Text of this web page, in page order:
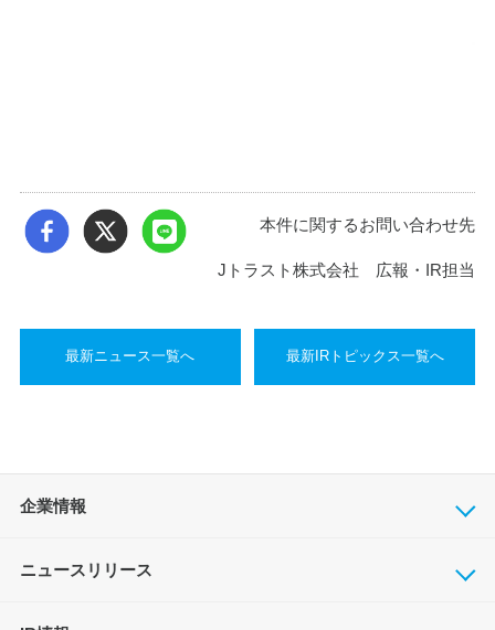
本件に関するお問い合わせ先
Jトラスト株式会社 広報・IR担当
最新ニュース一覧へ 最新IRトピックス一覧へ
企業情報
ニュースリリース